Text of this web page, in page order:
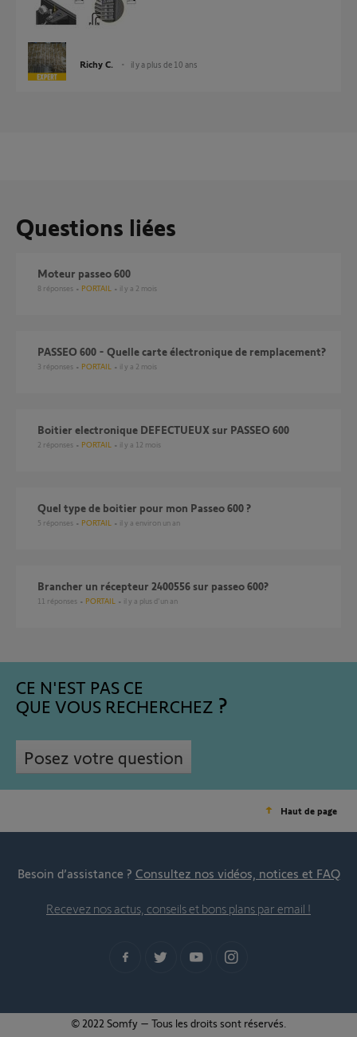
Richy C. il y a plus de 10 ans
Questions liées
Moteur passeo 600
8 réponses PORTAIL il y a 2 mois
PASSEO 600 - Quelle carte électronique de remplacement?
3 réponses PORTAIL il y a 2 mois
Boitier electronique DEFECTUEUX sur PASSEO 600
2 réponses PORTAIL il y a 12 mois
Quel type de boitier pour mon Passeo 600 ?
5 réponses PORTAIL il y a environ un an
Brancher un récepteur 2400556 sur passeo 600?
11 réponses PORTAIL il y a plus d'un an
CE N'EST PAS CE
QUE VOUS RECHERCHEZ
Posez votre question
Haut de page
Besoin d’assistance ? Consultez nos vidéos, notices et FAQ
Recevez nos actus, conseils et bons plans par email !
© 2022 Somfy – Tous les droits sont réservés.